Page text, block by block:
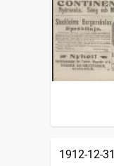
1912-12-31